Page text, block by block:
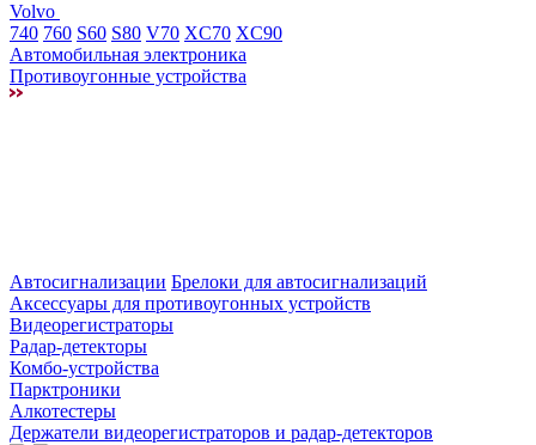
Volvo
740 760 S60 S80 V70 XC70 XC90
Автомобильная электроника
Противоугонные устройства
Автосигнализации Брелоки для автосигнализаций
Аксессуары для противоугонных устройств
Видеорегистраторы
Радар-детекторы
Комбо-устройства
Парктроники
Алкотестеры
Держатели видеорегистраторов и радар-детекторов